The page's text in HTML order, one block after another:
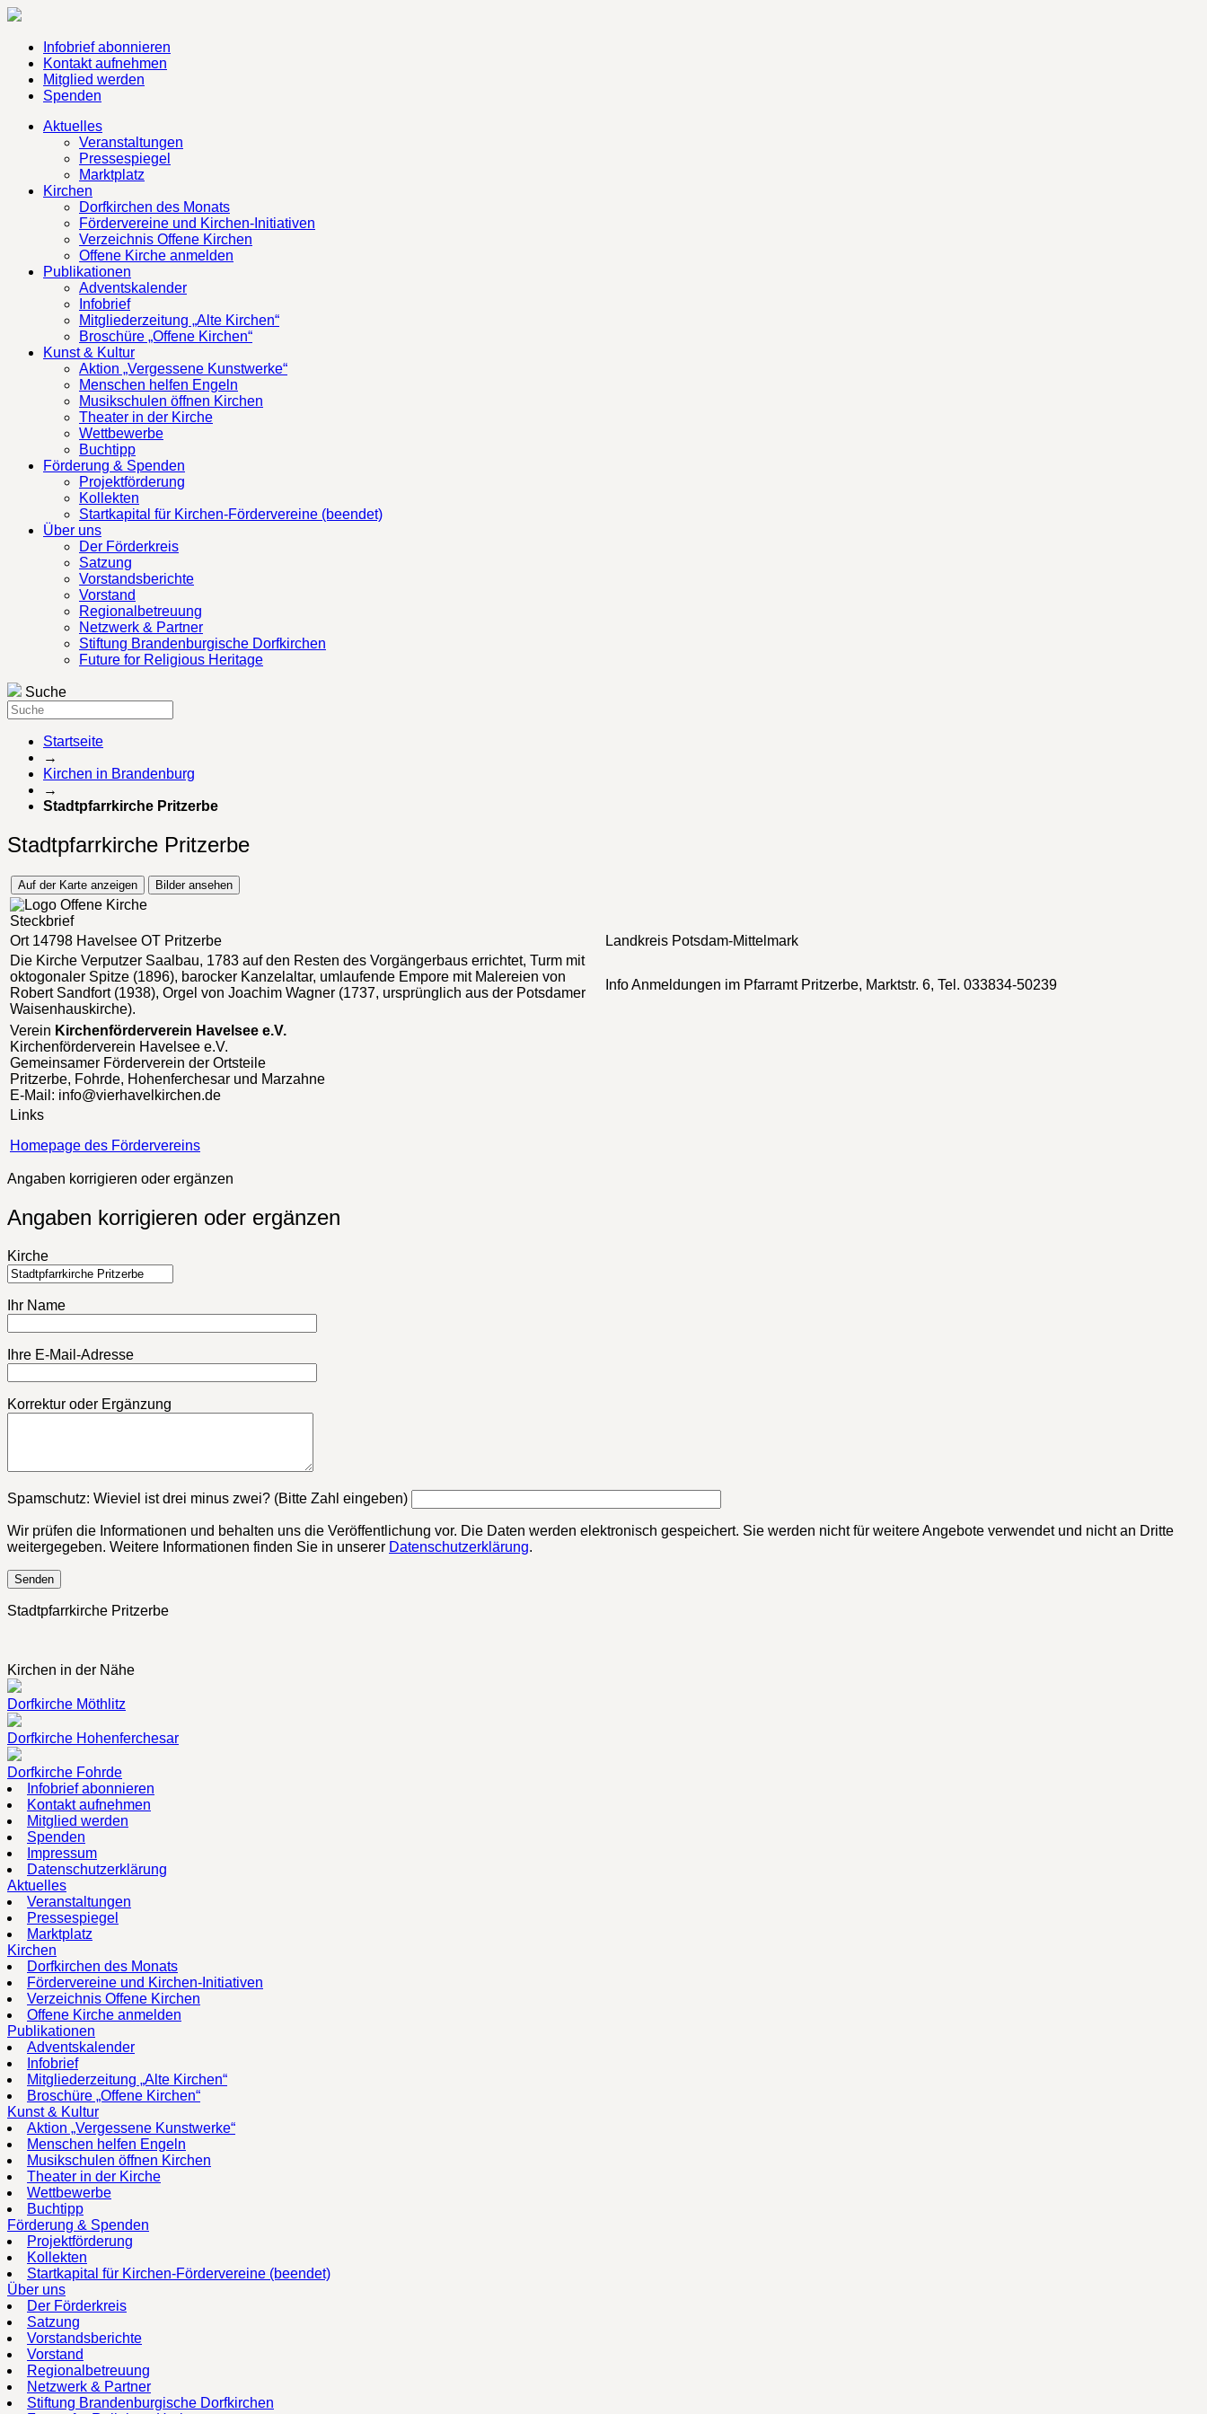
Infobrief abonnieren
Kontakt aufnehmen
Mitglied werden
Spenden
Aktuelles
Veranstaltungen
Pressespiegel
Marktplatz
Kirchen
Dorfkirchen des Monats
Fördervereine und Kirchen-Initiativen
Verzeichnis Offene Kirchen
Offene Kirche anmelden
Publikationen
Adventskalender
Infobrief
Mitgliederzeitung „Alte Kirchen“
Broschüre „Offene Kirchen“
Kunst & Kultur
Aktion „Vergessene Kunstwerke“
Menschen helfen Engeln
Musikschulen öffnen Kirchen
Theater in der Kirche
Wettbewerbe
Buchtipp
Förderung & Spenden
Projektförderung
Kollekten
Startkapital für Kirchen-Fördervereine (beendet)
Über uns
Der Förderkreis
Satzung
Vorstandsberichte
Vorstand
Regionalbetreuung
Netzwerk & Partner
Stiftung Brandenburgische Dorfkirchen
Future for Religious Heritage
Suche
Startseite
→
Kirchen in Brandenburg
→
Stadtpfarrkirche Pritzerbe
Stadtpfarrkirche Pritzerbe
Auf der Karte anzeigen Bilder ansehen
Steckbrief
Ort14798 Havelsee OT Pritzerbe Landkreis Potsdam-Mittelmark
Die Kirche Verputzer Saalbau, 1783 auf den Resten des Vorgängerbaus errichtet, Turm mit
oktogonaler Spitze (1896), barocker Kanzelaltar, umlaufende Empore mit Malereien von
Robert Sandfort (1938), Orgel von Joachim Wagner (1737, ursprünglich aus der Potsdamer
Waisenhauskirche).
InfoAnmeldungen im Pfarramt Pritzerbe, Marktstr. 6, Tel. 033834-50239
Verein Kirchenförderverein Havelsee e.V.
Kirchenförderverein Havelsee e.V.
Gemeinsamer Förderverein der Ortsteile
Pritzerbe, Fohrde, Hohenferchesar und Marzahne
E-Mail: info@vierhavelkirchen.de
Links
Homepage des Fördervereins
Angaben korrigieren oder ergänzen
Angaben korrigieren oder ergänzen
Kirche
Ihr Name
Ihre E-Mail-Adresse
Korrektur oder Ergänzung
Bitte lasse dieses Feld leer.
Spamschutz: Wieviel ist drei minus zwei? (Bitte Zahl eingeben)
Wir prüfen die Informationen und behalten uns die Veröffentlichung vor. Die Daten werden elektronisch gespeichert. Sie werden nicht für weitere Angebote verwendet und nicht an Dritte
weitergegeben. Weitere Informationen finden Sie in unserer Datenschutzerklärung.
Stadtpfarrkirche Pritzerbe
Kirchen in der Nähe
Dorfkirche Möthlitz
Dorfkirche Hohenferchesar
Dorfkirche Fohrde
Infobrief abonnieren
Kontakt aufnehmen
Mitglied werden
Spenden
Impressum
Datenschutzerklärung
Aktuelles
Veranstaltungen
Pressespiegel
Marktplatz
Kirchen
Dorfkirchen des Monats
Fördervereine und Kirchen-Initiativen
Verzeichnis Offene Kirchen
Offene Kirche anmelden
Publikationen
Adventskalender
Infobrief
Mitgliederzeitung „Alte Kirchen“
Broschüre „Offene Kirchen“
Kunst & Kultur
Aktion „Vergessene Kunstwerke“
Menschen helfen Engeln
Musikschulen öffnen Kirchen
Theater in der Kirche
Wettbewerbe
Buchtipp
Förderung & Spenden
Projektförderung
Kollekten
Startkapital für Kirchen-Fördervereine (beendet)
Über uns
Der Förderkreis
Satzung
Vorstandsberichte
Vorstand
Regionalbetreuung
Netzwerk & Partner
Stiftung Brandenburgische Dorfkirchen